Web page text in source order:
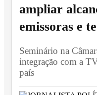
ampliar
emissoras e
Seminário na
integração com a
país